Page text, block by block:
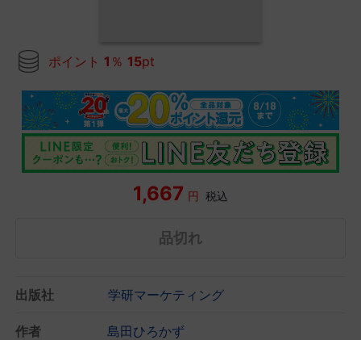
ポイント 1 ％ 15pt
1,667 円 税込
品切れ
出版社 学研マーケティング
作者 島田ひろかず